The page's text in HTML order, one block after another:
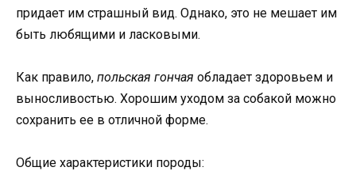
придает им страшный вид. Однако, это не мешает им
быть любящими и ласковыми.
Как правило, польская гончая обладает здоровьем и
выносливостью. Хорошим уходом за собакой можно
сохранить ее в отличной форме.
Общие характеристики породы: